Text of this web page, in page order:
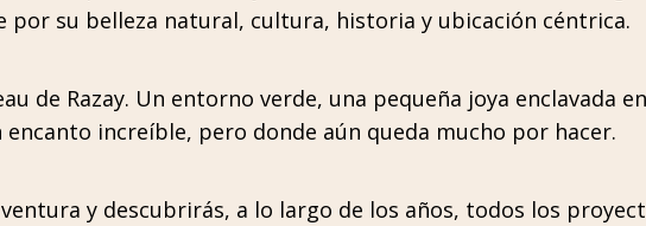
por su belleza natural, cultura, historia y ubicación céntrica.
de Razay. Un entorno verde, una pequeña joya enclavada
increíble, pero donde aún queda mucho por hacer.
y descubrirás, a lo largo de los años, todos los